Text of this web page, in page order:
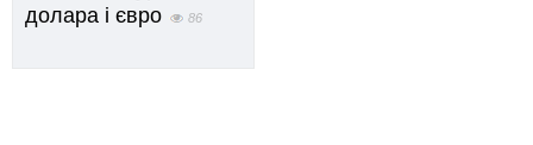
долара і євро
86